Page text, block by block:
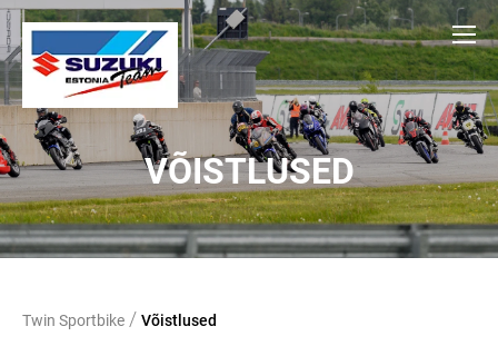
VÕISTLUSED
Twin Sportbike / Võistlused